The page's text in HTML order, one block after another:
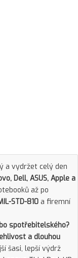
a vydržet celý den
Dell, ASUS, Apple a
až po
STD-810 a firemní
spotřebitelského?
a dlouhou
šasi, lepší výdrž